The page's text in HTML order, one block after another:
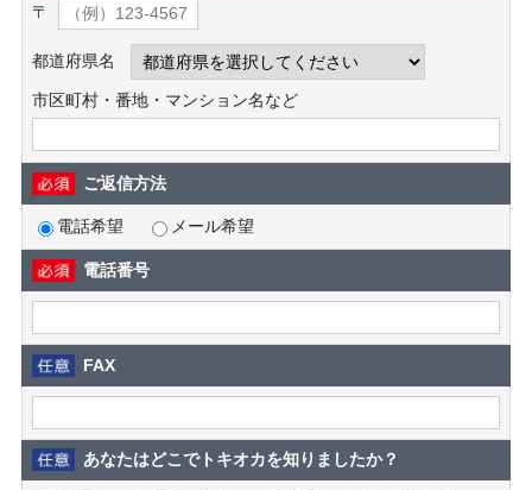
〒
都道府県名
市区町村・番地・マンション名など
ご返信方法
電話希望 メール希望
電話番号
FAX
あなたはどこでトキオカを知りましたか？